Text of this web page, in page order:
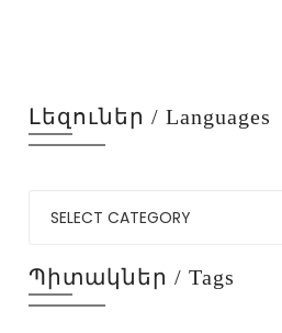
Լեզուներ / Languages
Պիտակներ / Tags